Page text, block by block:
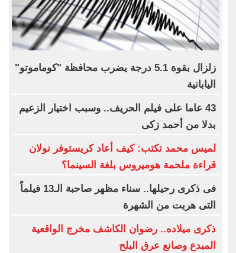
زلزال بقوة 5.1 درجة يضرب محافظة "كوماموتو"
اليابانية
43 عاما على فيلم الحريف.. وسبب اختيار الزعيم
بدلا من أحمد زكى
لميس محمد تكتب: كيف أعاد كريستوفر نولان
قراءة ملحمة هوميروس بلغة السينما؟
فى ذكرى رحيلها.. سناء مظهر صاحبة الـ13 فيلماً
التى هربت من الشهرة
ذكرى ميلاده.. رضوان الكاشف مخرج الواقعية
المبدع وصانع عرق البلح